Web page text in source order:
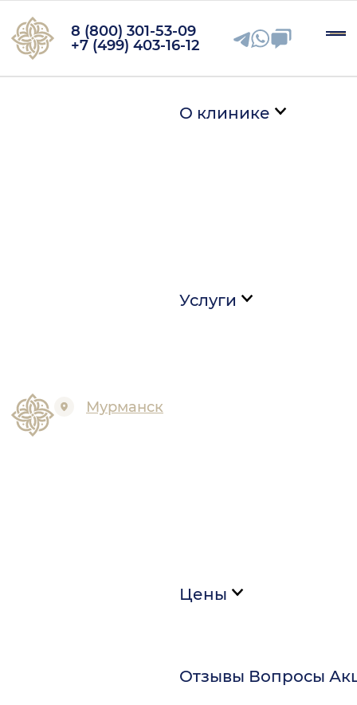
8 (800) 301-53-09
+7 (499) 403-16-12
Мурманск
О клинике
Услуги
Цены
Отзывы Вопросы